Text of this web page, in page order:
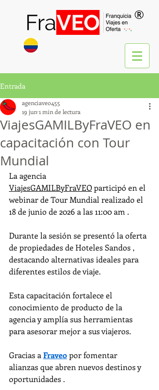
®
Entrada
ViajesGAMILByFraVEO en
capacitación con Tour
Mundial
agenciaveo455
19 jun1 min de lectura
La agencia
ViajesGAMILByFraVEO participó en el
webinar de Tour Mundial realizado el
18 de junio de 2026 a las 11:00 am .
Durante la sesión se presentó la oferta
de propiedades de Hoteles Sandos ,
destacando alternativas ideales para
diferentes estilos de viaje.
Esta capacitación fortalece el
conocimiento de producto de la
agencia y amplía sus herramientas
para asesorar mejor a sus viajeros.
Gracias a Fraveo por fomentar
alianzas que abren nuevos destinos y
oportunidades .